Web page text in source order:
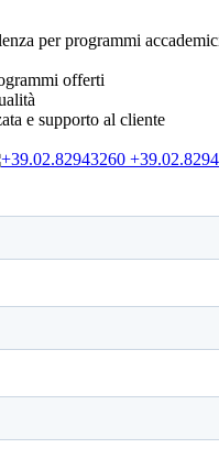
per programmi
offerti
e supporto al cliente